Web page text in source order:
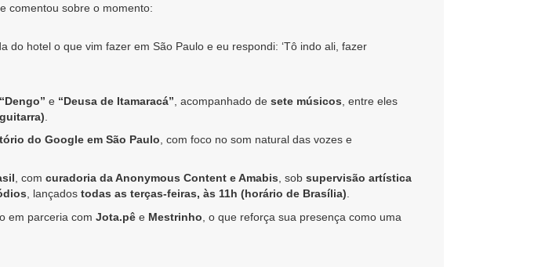
comentou sobre o momento:
hotel o que vim fazer em São Paulo e eu respondi: ‘Tô indo ali, fazer
“Dengo” e “Deusa de Itamaracá” , acompanhado de sete músicos , entre eles
do Google em São Paulo , com foco no som natural das vozes e
, com curadoria da Anonymous Content e Amabis, sob supervisão artística
, lançados todas as terças-feiras, às 11h (horário de Brasília).
em parceria com Jota.pê e Mestrinho , o que reforça sua presença como uma